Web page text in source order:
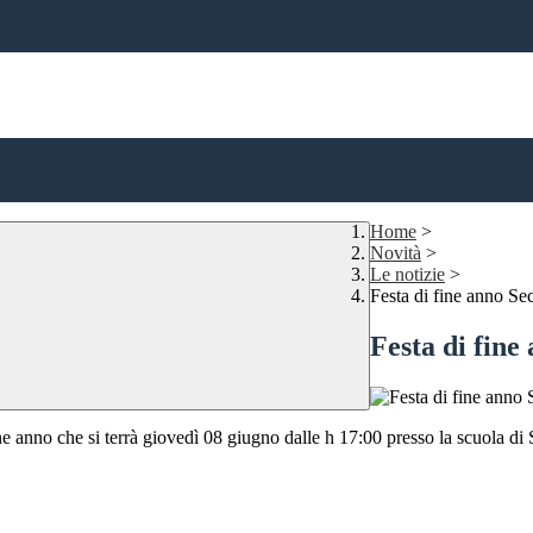
Home >
Novità >
Le notizie >
Festa di fine anno
Festa di fine
che si terrà giovedì 08 giugno dalle h 17:00 presso la scuola di